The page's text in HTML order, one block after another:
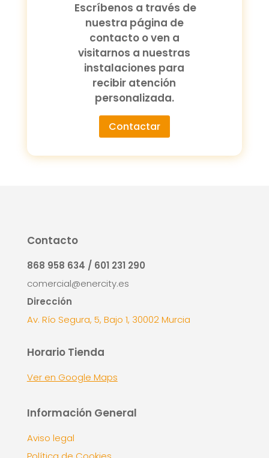
Escríbenos a través de
nuestra página de
contacto o ven a
visitarnos a nuestras
instalaciones para
recibir atención
personalizada.
Contactar
Contacto
868 958 634 / 601 231 290
comercial@enercity.es
Dirección
Av. Río Segura, 5, Bajo 1, 30002 Murcia
Horario Tienda
Ver en Google Maps
Información General
Aviso legal